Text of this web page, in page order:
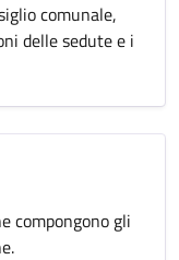
comunale,
delle sedute e i
compongono gli